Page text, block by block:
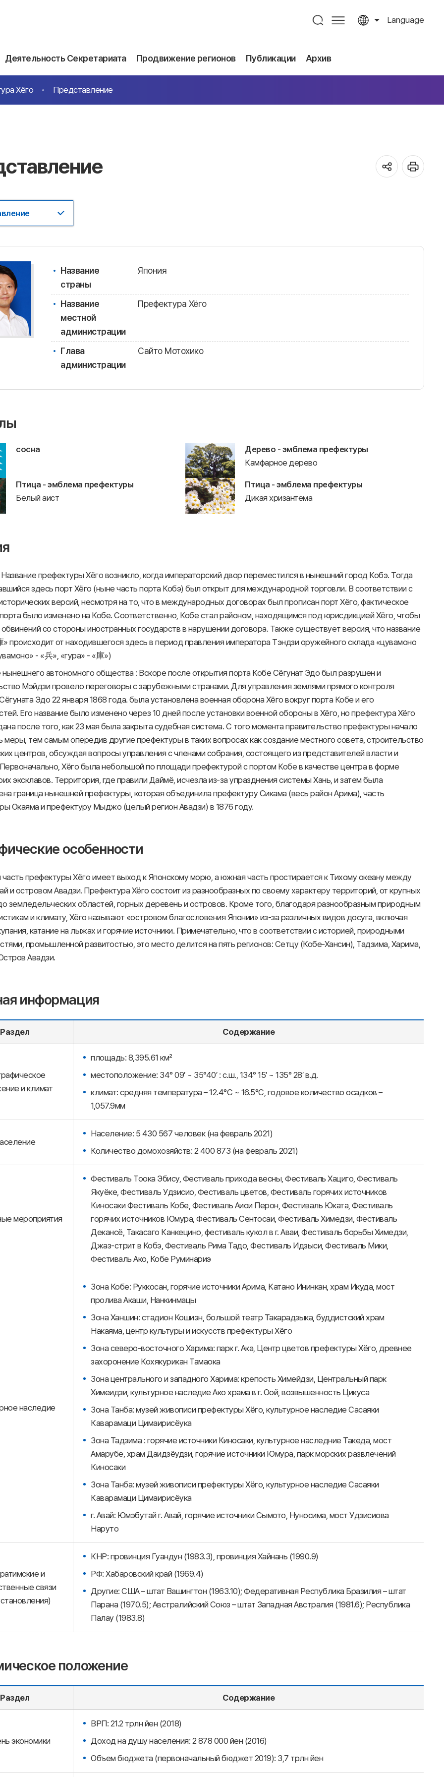
Language
Деятельность Секретариата Продвижение регионов Публикации Архив
Хёго Представление
Название
страны
Япония
Название
местной
администрации
Префектура Хёго
Глава
администрации
Сайто Мотохико
сосна
Дерево - эмблема префектуры
Камфарное дерево
Птица - эмблема префектуры
Белый аист
Птица - эмблема префектуры
Дикая хризантема
префектуры Хёго возникло, когда императорский двор переместился в нынешний город Кобэ. Тогда
здесь порт Хёго (ныне часть порта Кобэ) был открыт для международной торговли. В соответствии с
версий, несмотря на то, что в международных договорах был прописан порт Хёго, фактическое
было изменено на Кобе. Соответственно, Кобе стал районом, находящимся под юрисдикцией Хёго, чтобы
со стороны иностранных государств в нарушении договора. Также существует версия, что название
» происходит от находившегося здесь в период правления императора Тэндзи оружейного склада «цувамоно
- «兵», «гура» - «庫»)
автономного общества : Вскоре после открытия порта Кобе Сёгунат Эдо был разрушен и
Мэйдзи провело переговоры с зарубежными странами. Для управления землями прямого контроля
Эдо 22 января 1868 года. была установлена военная оборона Хёго вокруг порта Кобе и его
Его название было изменено через 10 дней после установки военной обороны в Хёго, но префектура Хёго
после того, как 23 мая была закрыта судебная система. С того момента правительство префектуры начало
меры, тем самым опередив другие префектуры в таких вопросах как создание местного совета, строительство
центров, обсуждая вопросы управления с членами собрания, состоящего из представителей власти и
Хёго была небольшой по площади префектурой с портом Кобе в качестве центра в форме
эксклавов. Территория, где правили Даймё, исчезла из-за упразднения системы Хань, и затем была
граница нынешней префектуры, которая объединила префектуру Сикама (весь район Арима), часть
Окаяма и префектуру Мыджо (целый регион Авадзи) в 1876 году.
особенности
префектуры Хёго имеет выход к Японскому морю, а южная часть простирается к Тихому океану между
и островом Авадзи. Префектура Хёго состоит из разнообразных по своему характеру территорий, от крупных
земледельческих областей, горных деревень и островов. Кроме того, благодаря разнообразным природным
и климату, Хёго называют «островом благословения Японии» из-за различных видов досуга, включая
катание на лыжах и горячие источники. Примечательно, что в соответствии с историей, природными
промышленной развитостью, это место делится на пять регионов: Сетцу (Кобе-Хансин), Тадзима, Харима,
Авадзи.
информация
Раздел Содержание
и климат
площадь: 8,395.61 км²
местоположение: 34° 09′ ~ 35°40′ : с.ш., 134° 15′ ~ 135° 28′ в.д.
климат: средняя температура – 12.4°C ~ 16.5°C, годовое количество осадков –
1,057.9мм
Население: 5 430 567 человек (на февраль 2021)
Количество домохозяйств: 2 400 873 (на февраль 2021)
мероприятия
Фестиваль Тоока Эбису, Фестиваль прихода весны, Фестиваль Хациго, Фестиваль
Якуёке, Фестиваль Удзисио, Фестиваль цветов, Фестиваль горячих источников
Киносаки Фестиваль Кобе, Фестиваль Аиои Перон, Фестиваль Юката, Фестиваль
горячих источников Юмура, Фестиваль Сентосаи, Фестиваль Химедзи, Фестиваль
Декансё, Такасаго Канкецино, фестиваль кукол в г. Аваи, Фестиваль борьбы Химедзи,
Джаз-стрит в Кобэ, Фестиваль Рима Тадо, Фестиваль Идзыси, Фестиваль Мики,
Фестиваль Ако, Кобе Руминариэ
наследие
Зона Кобе: Руккосан, горячие источники Арима, Катано Ининкан, храм Икуда, мост
пролива Акаши, Нанкинмацы
Зона Ханшин: стадион Кошиэн, большой театр Такарадзыка, буддистский храм
Накаяма, центр культуры и искусств префектуры Хёго
Зона северо-восточного Харима: парк г. Ака, Центр цветов префектуры Хёго, древнее
захоронение Кохякурикан Тамаока
Зона центрального и западного Харима: крепость Химейдзи, Центральный парк
Химеидзи, культурное наследие Ако храма в г. Оой, возвышенность Цикуса
Зона Танба: музей живописи префектуры Хёго, культурное наследие Сасаяки
Каварамаци Цимаирисёука
Зона Тадзима : горячие источники Киносаки, культурное наследние Такеда, мост
Амарубе, храм Даидзёудзи, горячие источники Юмура, парк морских развлечений
Киносаки
Зона Танба: музей живописи префектуры Хёго, культурное наследие Сасаяки
Каварамаци Цимаирисёука
г. Авай: Юмэбутай г. Авай, горячие источники Сымото, Нуносима, мост Удзисиова
Наруто
и
связи
КНР: провинция Гуандун (1983.3), провинция Хайнань (1990.9)
РФ: Хабаровский край (1969.4)
Другие: США – штат Вашингтон (1963.10); Федеративная Республика Бразилия – штат
Парана (1970.5); Австралийский Союз – штат Западная Австралия (1981.6); Республика
Палау (1983.8)
положение
Раздел Содержание
экономики
ВРП: 21.2 трлн йен (2018)
Доход на душу населения: 2 878 000 йен (2016)
Объем бюджета (первоначальный бюджет 2019): 3,7 трлн йен